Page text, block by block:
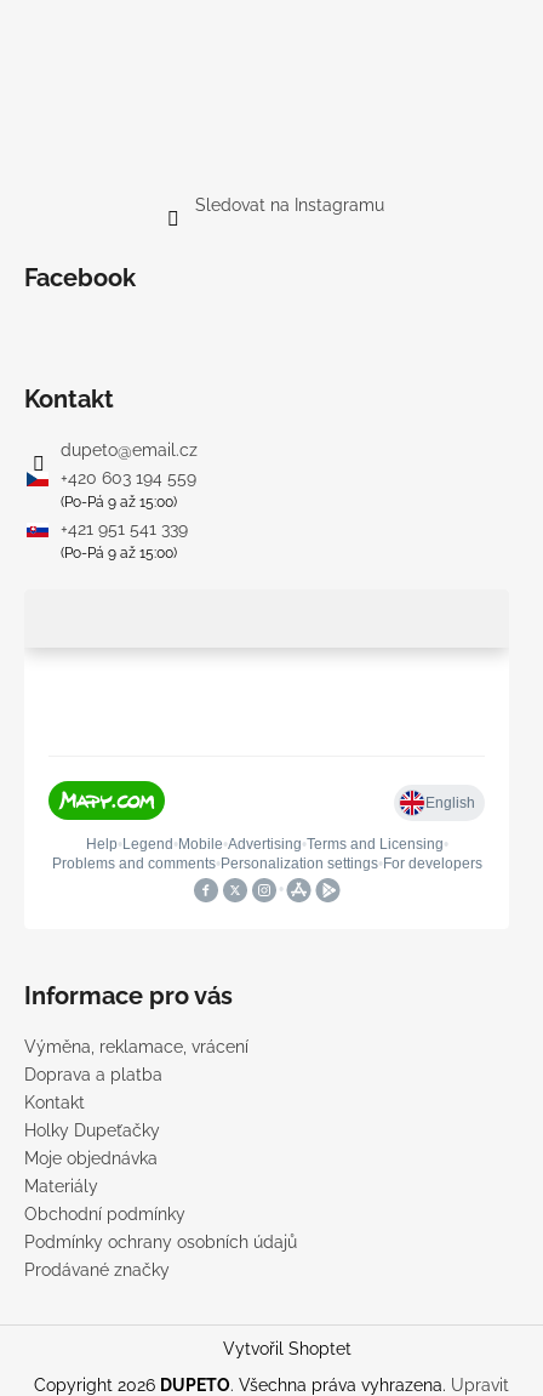
Sledovat na Instagramu
Facebook
Kontakt
dupeto@email.cz
+420 603 194 559
(Po-Pá 9 až 15:00)
+421 951 541 339
(Po-Pá 9 až 15:00)
Informace pro vás
Výměna, reklamace, vrácení
Doprava a platba
Kontakt
Holky Dupeťačky
Moje objednávka
Materiály
Obchodní podmínky
Podmínky ochrany osobních údajů
Prodávané značky
Vytvořil Shoptet
Copyright 2026 DUPETO. Všechna práva vyhrazena. Upravit